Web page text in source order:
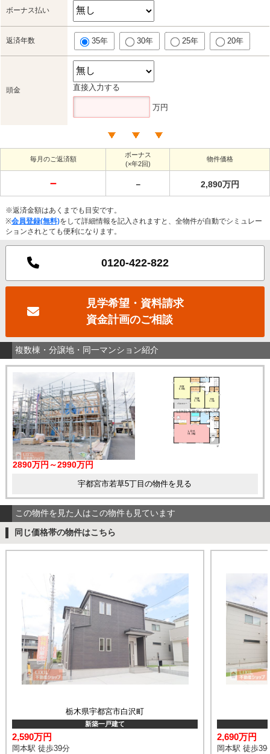
ボーナス払い
返済年数 35年 30年 25年 20年
頭金 直接入力する
万円
毎月のご返済額
ボーナス
(×年2回)
物件価格
－ － 2,890万円
※返済金額はあくまでも目安です。
※会員登録(無料)をして詳細情報を記入されますと、全物件が自動でシミュレー
ションされとても便利になります。
0120-422-822
見学希望・資料請求
資金計画のご相談
複数棟・分譲地・同一マンション紹介
2890万円～2990万円
宇都宮市若草5丁目の物件を見る
この物件を見た人はこの物件も見ています
同じ価格帯の物件はこちら
栃木県宇都宮市白沢町
新築一戸建て
2,590万円
岡本駅 徒歩39分
2,690万円
岡本駅 徒歩39